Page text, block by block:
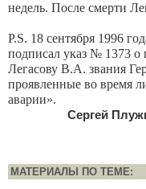
недель. После смерти
P.S. 18 сентября 1996
подписал указ № 1373 о
Легасову В.А. звания
проявленные во время
аварии».
Сергей
МАТЕРИАЛЫ ПО ТЕМЕ: